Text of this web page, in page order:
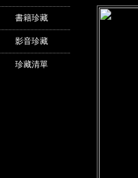
書籍珍藏
影音珍藏
珍藏清單